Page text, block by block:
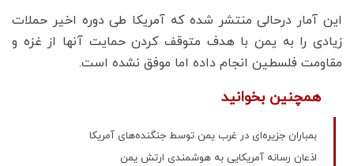
این آمار درحالی منتشر شده که آمریکا طی دوره اخیر حملات
زیادی را به یمن با هدف متوقف کردن حمایت آنها از غزه و
مقاومت فلسطین انجام داده اما موفق نشده است.
همچنین بخوانید
بمباران جزیره‌ای در غرب یمن توسط جنگنده‌های آمریکا
اذعان رسانه آمریکایی به هوشمندی ارتش یمن